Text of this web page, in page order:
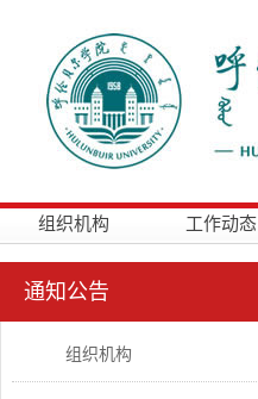
组织机构 工作动态
通知公告
组织机构